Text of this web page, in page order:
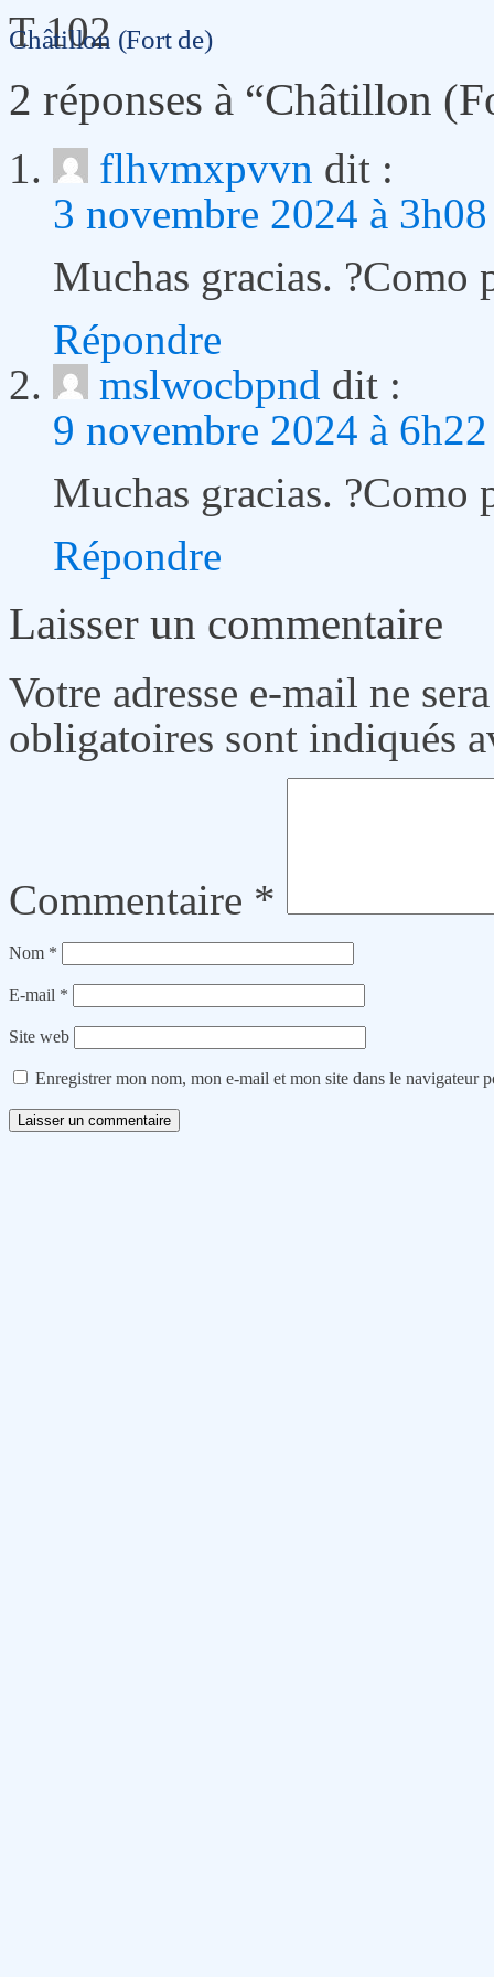
Châtillon (Fort de)
T 102
2 réponses à “Châtillon
flhvmxpvvn dit :
3 novembre 2024 à 3h08
Muchas gracias. ?Como
Répondre
mslwocbpnd dit :
9 novembre 2024 à 6h22
Muchas gracias. ?Como
Répondre
Laisser un commentaire
Votre adresse e-mail ne
obligatoires sont indiqués
Commentaire *
Nom *
E-mail *
Site web
Enregistrer mon nom, mon e-mail et mon site dans le navigateur